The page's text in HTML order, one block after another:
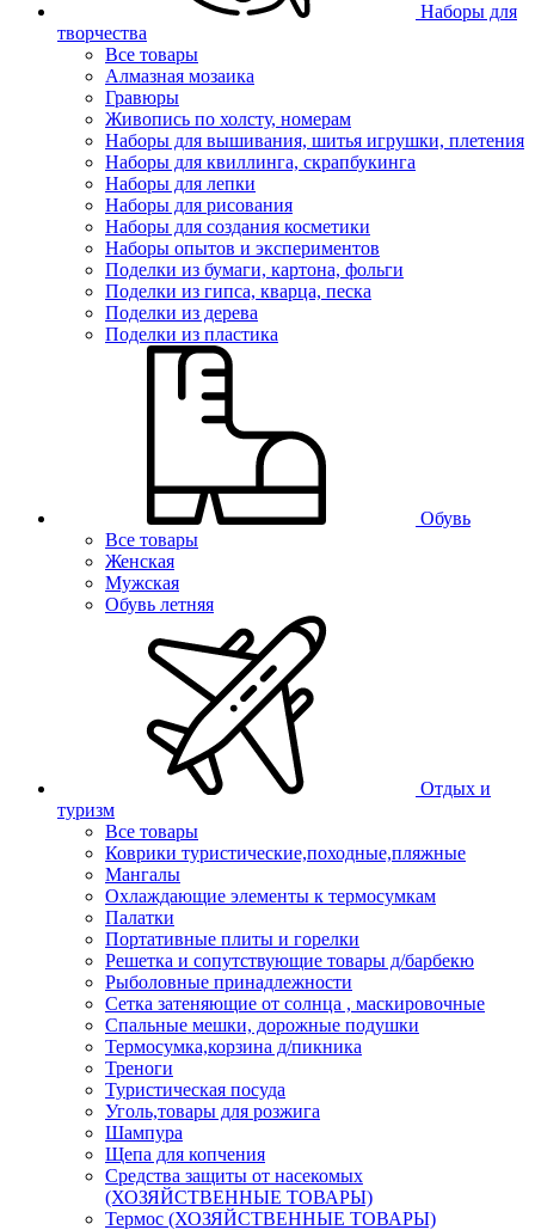
Наборы для
творчества
Все товары
Алмазная мозаика
Гравюры
Живопись по холсту, номерам
Наборы для вышивания, шитья игрушки, плетения
Наборы для квиллинга, скрапбукинга
Наборы для лепки
Наборы для рисования
Наборы для создания косметики
Наборы опытов и экспериментов
Поделки из бумаги, картона, фольги
Поделки из гипса, кварца, песка
Поделки из дерева
Поделки из пластика
Обувь
Все товары
Женская
Мужская
Обувь летняя
Отдых и
туризм
Все товары
Коврики туристические,походные,пляжные
Мангалы
Охлаждающие элементы к термосумкам
Палатки
Портативные плиты и горелки
Решетка и сопутствующие товары д/барбекю
Рыболовные принадлежности
Сетка затеняющие от солнца , маскировочные
Спальные мешки, дорожные подушки
Термосумка,корзина д/пикника
Треноги
Туристическая посуда
Уголь,товары для розжига
Шампура
Щепа для копчения
Средства защиты от насекомых
(ХОЗЯЙСТВЕННЫЕ ТОВАРЫ)
Термос (ХОЗЯЙСТВЕННЫЕ ТОВАРЫ)